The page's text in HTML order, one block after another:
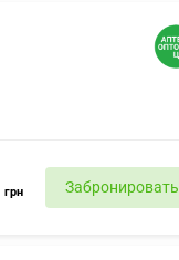
грн Забронировать